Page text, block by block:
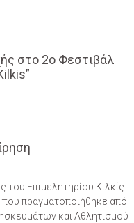
στο 2ο Φεστιβάλ
του Επιμελητηρίου Κιλκίς
πραγματοποιήθηκε από
και Αθλητισμού